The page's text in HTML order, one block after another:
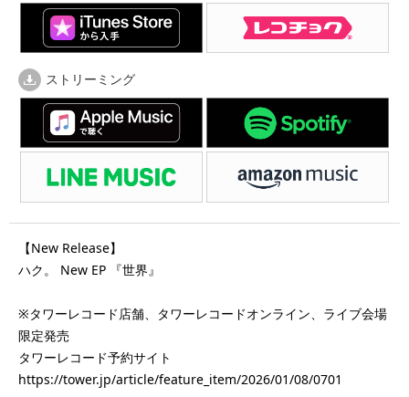
ストリーミング
【New Release】
ハク。 New EP 『世界』
※タワーレコード店舗、タワーレコードオンライン、ライブ会場
限定発売
タワーレコード予約サイト
https://tower.jp/article/feature_item/2026/01/08/0701